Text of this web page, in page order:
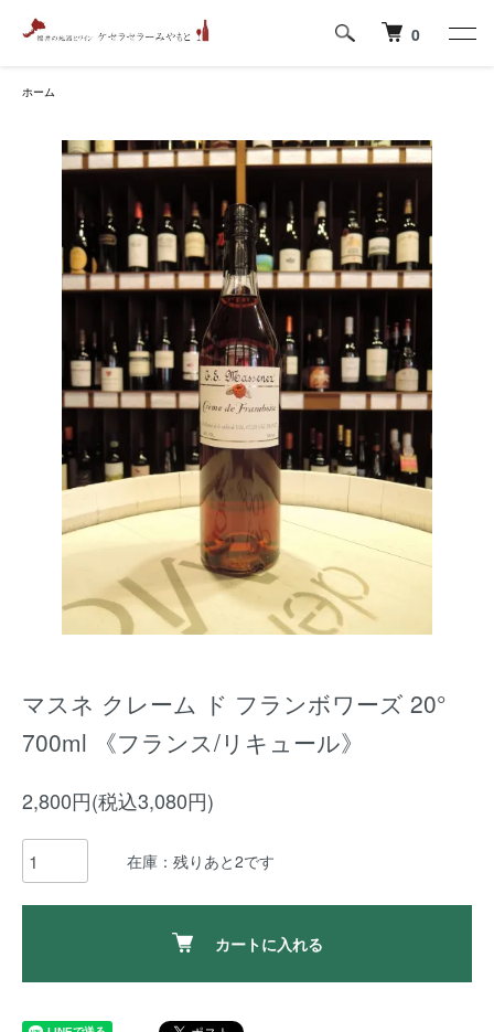
0
ホーム
マスネ クレーム ド フランボワーズ 20°
700ml 《フランス/リキュール》
2,800円(税込3,080円)
在庫：残りあと2です
カートに入れる